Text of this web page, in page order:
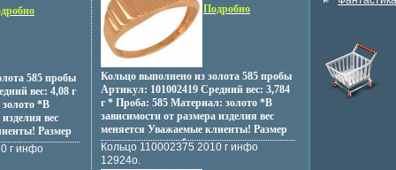
585 пробы
вес: 4,08 г
*В
вес
Размер
при
г инфо
от размера изделия вес меняется.
Подробно
Кольцо выполнено из золота 585 пробы
Артикул: 101002419 Средний вес: 3,784
г * Проба: 585 Материал: золото *В
зависимости от размера изделия вес
меняется Уважаемые клиенты! Размер
изделия уточняебхлеутся при
оформлении заказа.
Кольцо 110002375 2010 г инфо
12924o.